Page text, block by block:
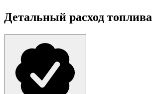
Детальный расход топлива